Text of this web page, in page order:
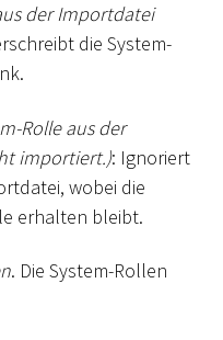
der Importdatei
die System-
Rolle aus der
importiert.): Ignoriert
wobei die
erhalten bleibt.
. Die System-Rollen